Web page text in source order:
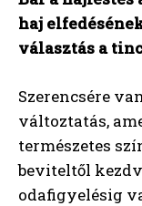
haj
választás a
Szerencsére
változtatás,
természetes
beviteltől
odafigyelésig